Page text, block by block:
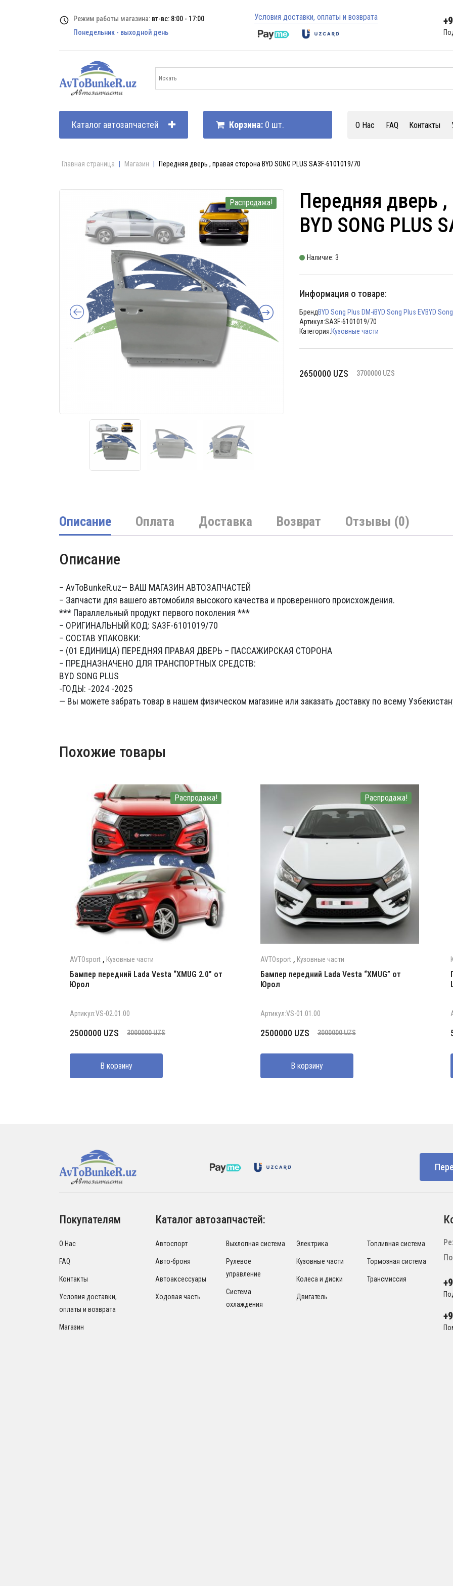
Режим работы магазина: вт-вс: 8:00 - 17:00
Понедельник - выходной день
Условия доставки, оплаты и возврата
Каталог автозапчастей Корзина: 0 шт. О Нас FAQ Контакты
Главная страница Магазин Передняя дверь , правая сторона BYD SONG PLUS SA3F-6101019/70
Распродажа!
Передняя дверь ,
BYD SONG PLUS
Наличие: 3
Информация о товаре:
БрендBYD Song Plus DM-iBYD Song Plus EVBYD
Артикул:SA3F-6101019/70
Категория:Кузовные части
3700000UZS
Первоначальная
2650000 UZS
Текущая
Описание Оплата Доставка Возврат Отзывы (0)
Описание
– AvToBunkeR.uz— ВАШ МАГАЗИН АВТОЗАПЧАСТЕЙ
– Запчасти для вашего автомобиля высокого качества и проверенного происхождения.
*** Параллельный продукт первого поколения ***
– ОРИГИНАЛЬНЫЙ КОД: SA3F-6101019/70
– СОСТАВ УПАКОВКИ:
– (01 ЕДИНИЦА) ПЕРЕДНЯЯ ПРАВАЯ ДВЕРЬ – ПАССАЖИРСКАЯ СТОРОНА
– ПРЕДНАЗНАЧЕНО ДЛЯ ТРАНСПОРТНЫХ СРЕДСТВ:
BYD SONG PLUS
-ГОДЫ: -2024 -2025
— Вы можете забрать товар в нашем физическом магазине или заказать доставку по всему
Похожие товары
Распродажа!
AVTOsport , Кузовные части
Бампер передний Lada Vesta “XMUG 2.0” от
Юрол
Артикул:VS-02.01.00
3000000UZS
Первоначальная
составляла
3000000 UZS.
2500000 UZS
Текущая
2500000 UZS.
В корзину
Распродажа!
AVTOsport, Кузовные части
Бампер передний Lada Vesta “XMUG” от
Юрол
Артикул:VS-01.01.00
3000000UZS
Первоначальная
составляла
3000000 UZS.
2500000 UZS
Текущая
2500000 UZS.
В корзину
Покупателям
О Нас
FAQ
Контакты
Условия доставки,
оплаты и возврата
Магазин
Каталог автозапчастей:
Автоспорт
Авто-броня
Автоаксессуары
Ходовая часть
Выхлопная система
Рулевое
управление
Система
охлаждения
Электрика
Кузовные части
Колеса и диски
Двигатель
Топливная система
Тормозная система
Трансмиссия